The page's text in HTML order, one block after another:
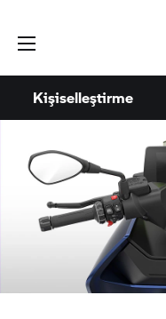
Kişiselleştirme